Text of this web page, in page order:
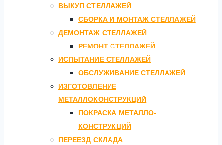
ВЫКУП СТЕЛЛАЖЕЙ
СБОРКА И МОНТАЖ СТЕЛЛАЖЕЙ
ДЕМОНТАЖ СТЕЛЛАЖЕЙ
РЕМОНТ СТЕЛЛАЖЕЙ
ИСПЫТАНИЕ СТЕЛЛАЖЕЙ
ОБСЛУЖИВАНИЕ СТЕЛЛАЖЕЙ
ИЗГОТОВЛЕНИЕ
МЕТАЛЛОКОНСТРУКЦИЙ
ПОКРАСКА МЕТАЛЛО-
КОНСТРУКЦИЙ
ПЕРЕЕЗД СКЛАДА